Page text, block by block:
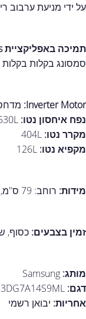
על ידי מניעת ערבוב
תמיכה באפליקציית SmartThings:
סמסונג בקלות בקלות
Inverter Motor:
נפח איחסון נטו:
מקרר נטו: 404L
מקפיא נטו: 126L
מידות: רוחב: 79 ס"מ, גובה, 185.5 ס"מ, עומק כולל דלת: 72.5 ס"מ.
זמין בצבעים: כסוף,
מותג: Samsung
דגם:
אחריות: יבואן רשמי